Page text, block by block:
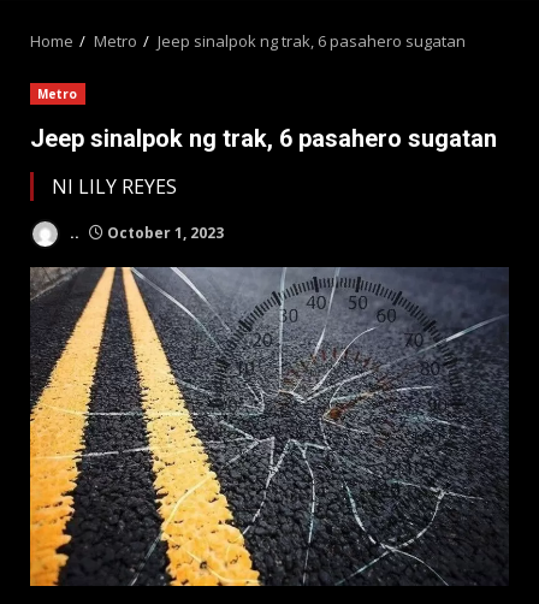
Home Metro Jeep sinalpok ng trak, 6 pasahero sugatan
Metro
Jeep sinalpok ng trak, 6 pasahero sugatan
NI LILY REYES
.. October 1, 2023